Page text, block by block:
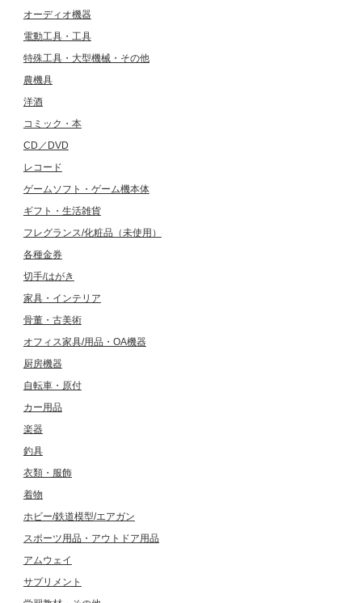
オーディオ機器
電動工具・工具
特殊工具・大型機械・その他
農機具
洋酒
コミック・本
CD／DVD
レコード
ゲームソフト・ゲーム機本体
ギフト・生活雑貨
フレグランス/化粧品（未使用）
各種金券
切手/はがき
家具・インテリア
骨董・古美術
オフィス家具/用品・OA機器
厨房機器
自転車・原付
カー用品
楽器
釣具
衣類・服飾
着物
ホビー/鉄道模型/エアガン
スポーツ用品・アウトドア用品
アムウェイ
サプリメント